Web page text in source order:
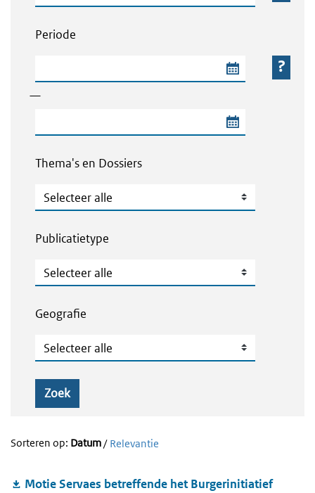
Periode
—
Thema's en Dossiers
Thema's en Dossiers
Publicatietype
Publicatietype
Geografie
Geografie
Zoek
Sorteren op: Datum/ Relevantie
Motie Servaes betreffende het Burgerinitiatief